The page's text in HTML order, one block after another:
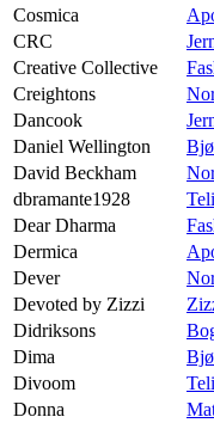
Cosmica
CRC
Creative Collective
Creightons
Dancook
Daniel Wellington
David Beckham
dbramante1928
Dear Dharma
Dermica
Dever
Devoted by Zizzi
Didriksons
Dima
Divoom
Donna